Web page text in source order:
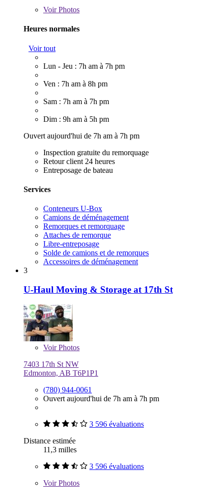
VoirPhotos
Heures normales
Voir tout
Lun - Jeu : 7h am à 7h pm
Ven : 7h am à 8h pm
Sam : 7h am à 7h pm
Dim : 9h am à 5h pm
Ouvert aujourd'hui de 7h am à 7h pm
Inspection gratuite du remorquage
Retour client 24 heures
Entreposage de bateau
Services
Conteneurs U-Box
Camions de déménagement
Remorques et remorquage
Attaches de remorque
Libre-entreposage
Solde de camions et de remorques
Accessoires de déménagement
3
U-Haul Moving & Storage at 17th St
VoirPhotos
7403 17th St NW
Edmonton, AB T6P1P1
(780) 944-0061
Ouvert aujourd'hui de 7h am à 7h pm
3 596 évaluations
Distance estimée
11,3 milles
3 596 évaluations
VoirPhotos